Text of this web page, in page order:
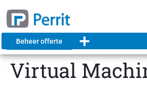
Beheer offerte
Virtual